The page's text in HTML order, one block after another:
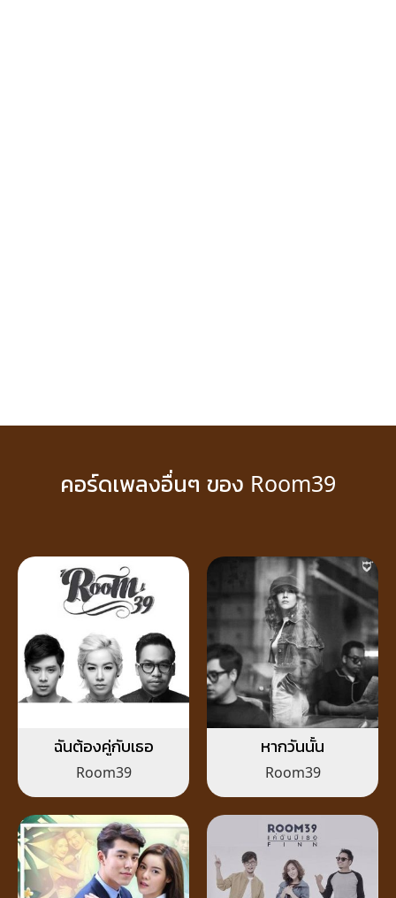
คอร์ดเพลงอื่นๆ ของ Room39
ฉันต้องคู่กับเธอ
Room39
หากวันนั้น
Room39